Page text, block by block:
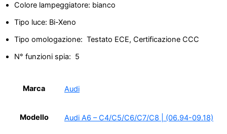
Colore lampeggiatore: bianco
Tipo luce: Bi-Xeno
Tipo omologazione: Testato ECE, Certificazione CCC
N° funzioni spia: 5
Marca Audi
Modello Audi A6 – C4/C5/C6/C7/C8 | (06.94-09.18)